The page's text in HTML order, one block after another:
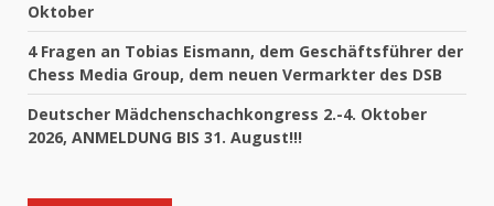
Oktober
4 Fragen an Tobias Eismann, dem Geschäftsführer der
Chess Media Group, dem neuen Vermarkter des DSB
Deutscher Mädchenschachkongress 2.-4. Oktober
2026, ANMELDUNG BIS 31. August!!!